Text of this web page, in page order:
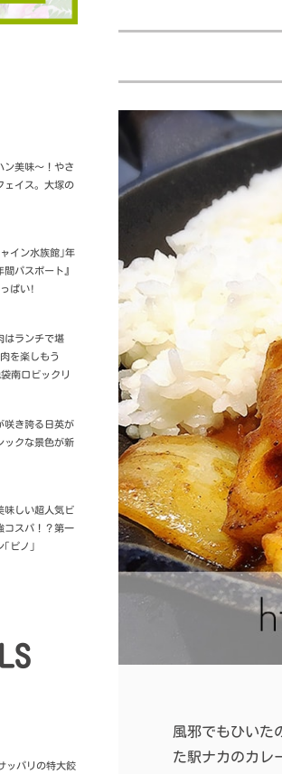
風邪でもひいた
た駅ナカのカレ
ン美味〜！やさ
ェイス。大塚の
イン水族館｣年
パスポート』
ぱい!
はランチで堪
を楽しもう
南口ビックリ
咲き誇る日英が
ックな景色が新
味しい超人気ビ
コスパ！？第一
｢ピノ｣
ッパリの特大餃